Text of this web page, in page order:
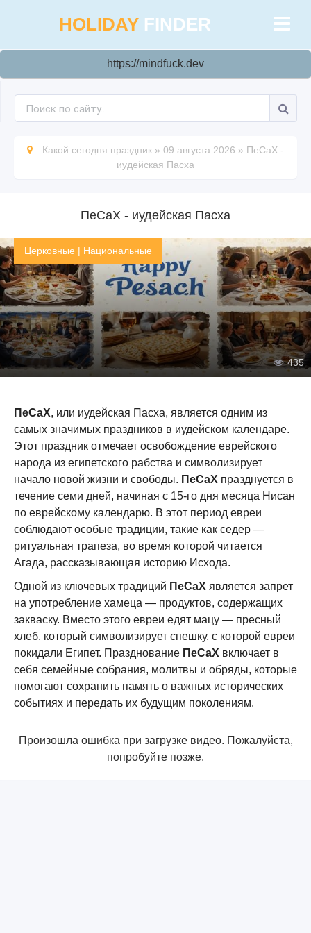
HOLIDAY FINDER
https://mindfuck.dev
Какой сегодня праздник » 09 августа 2026 » ПеСаХ -
иудейская Пасха
ПеСаХ - иудейская Пасха
Церковные | Национальные
435
ПеСаХ, или иудейская Пасха, является одним из
самых значимых праздников в иудейском календаре.
Этот праздник отмечает освобождение еврейского
народа из египетского рабства и символизирует
начало новой жизни и свободы. ПеСаХ празднуется в
течение семи дней, начиная с 15-го дня месяца Нисан
по еврейскому календарю. В этот период евреи
соблюдают особые традиции, такие как седер —
ритуальная трапеза, во время которой читается
Агада, рассказывающая историю Исхода.
Одной из ключевых традиций ПеСаХ является запрет
на употребление хамеца — продуктов, содержащих
закваску. Вместо этого евреи едят мацу — пресный
хлеб, который символизирует спешку, с которой евреи
покидали Египет. Празднование ПеСаХ включает в
себя семейные собрания, молитвы и обряды, которые
помогают сохранить память о важных исторических
событиях и передать их будущим поколениям.
Произошла ошибка при загрузке видео. Пожалуйста,
попробуйте позже.